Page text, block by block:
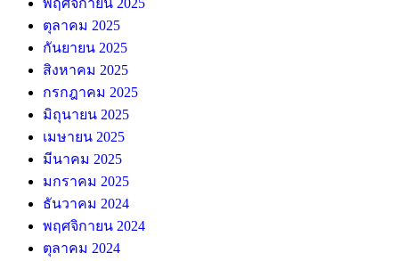
ตุลาคม 2025
กันยายน 2025
สิงหาคม 2025
กรกฎาคม 2025
มิถุนายน 2025
เมษายน 2025
มีนาคม 2025
มกราคม 2025
ธันวาคม 2024
พฤศจิกายน 2024
ตุลาคม 2024